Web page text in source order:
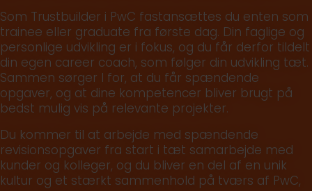
Som Trustbuilder i PwC fastansættes du enten som
trainee eller graduate fra første dag. Din faglige og
personlige udvikling er i fokus, og du får derfor tildelt
din egen career coach, som følger din udvikling tæt.
Sammen sørger I for, at du får spændende
opgaver, og at dine kompetencer bliver brugt på
bedst mulig vis på relevante projekter.
Du kommer til at arbejde med spændende
revisionsopgaver fra start i tæt samarbejde med
kunder og kolleger, og du bliver en del af en unik
kultur og et stærkt sammenhold på tværs af PwC,